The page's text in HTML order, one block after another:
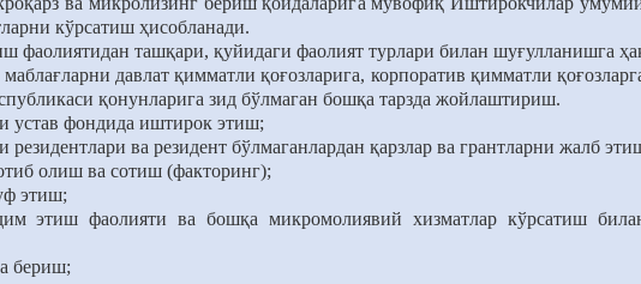
кўрсатиш ҳисобланади.
фаолиятидан ташқари, қуйидаги фаолият турлари билан шуғулланишга
давлат қимматли қоғозларига, корпоратив қимматли
қонунларига зид бўлмаган бошқа тарзда жойлаштириш.
устав фондида иштирок этиш;
резидентлари ва резидент бўлмаганлардан қарзлар ва грантларни жалб
олиш ва сотиш (факторинг);
этиш;
этиш фаолияти ва бошқа микромолиявий хизматлар кўрсатиш
бериш;